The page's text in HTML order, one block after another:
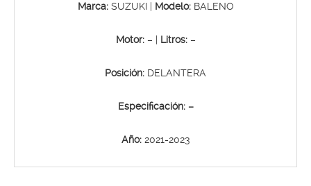
Marca:SUZUKI | Modelo: BALENO
Motor: – | Litros:–
Posición: DELANTERA
Especificación: –
Año:2021-2023